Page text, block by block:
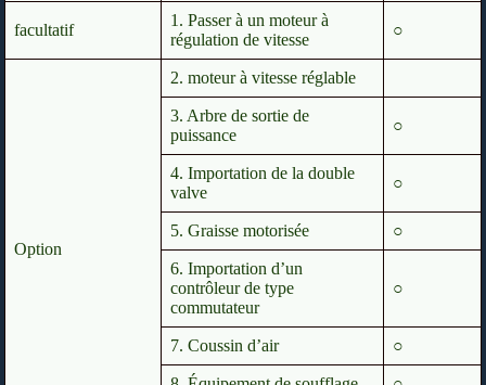
facultatif
1. Passer à un moteur à
régulation de vitesse
○
Option
2. moteur à vitesse réglable
3. Arbre de sortie de
puissance
○
4. Importation de la double
valve
○
5. Graisse motorisée ○
6. Importation d’un
contrôleur de type
commutateur
○
7. Coussin d’air ○